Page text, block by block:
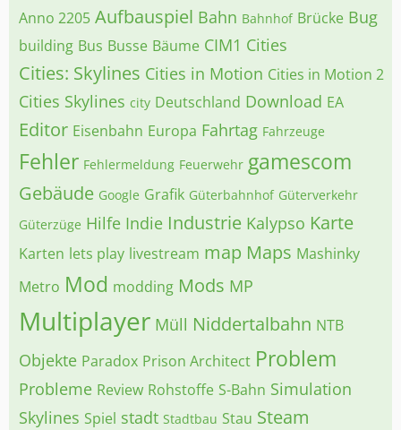
Anno 2205 Aufbauspiel Bahn Bahnhof Brücke Bug
building Bus Busse Bäume CIM1 Cities
Cities: Skylines Cities in Motion Cities in Motion 2
Cities Skylines city Deutschland Download EA
Editor Eisenbahn Europa Fahrtag Fahrzeuge
Fehler Fehlermeldung Feuerwehr gamescom
Gebäude Google Grafik Güterbahnhof Güterverkehr
Güterzüge Hilfe Indie Industrie Kalypso Karte
Karten lets play livestream map Maps Mashinky
Metro Mod modding Mods MP
Multiplayer Müll Niddertalbahn NTB
Objekte Paradox Prison Architect Problem
Probleme Review Rohstoffe S-Bahn Simulation
Skylines Spiel stadt Stadtbau Stau Steam